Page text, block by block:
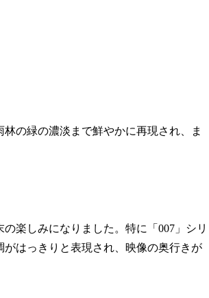
の緑の濃淡まで鮮やかに再現され、ま
楽しみになりました。特に「007」シリ
はっきりと表現され、映像の奥行きが